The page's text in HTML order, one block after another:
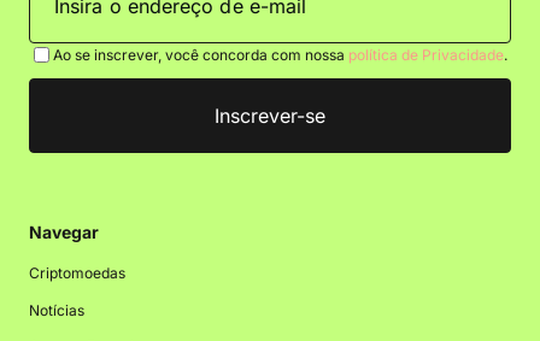
Ao se inscrever, você concorda com nossa política de Privacidade.
Navegar
Criptomoedas
Notícias